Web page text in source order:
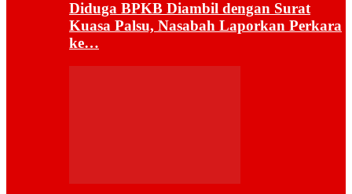
Diduga BPKB Diambil dengan Surat
Kuasa Palsu, Nasabah Laporkan Perkara
ke…